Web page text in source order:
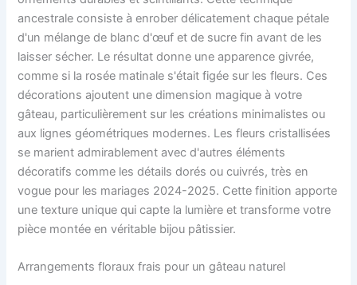
ancestrale consiste à enrober délicatement chaque pétale
d'un mélange de blanc d'œuf et de sucre fin avant de les
laisser sécher. Le résultat donne une apparence givrée,
comme si la rosée matinale s'était figée sur les fleurs. Ces
décorations ajoutent une dimension magique à votre
gâteau, particulièrement sur les créations minimalistes ou
aux lignes géométriques modernes. Les fleurs cristallisées
se marient admirablement avec d'autres éléments
décoratifs comme les détails dorés ou cuivrés, très en
vogue pour les mariages 2024-2025. Cette finition apporte
une texture unique qui capte la lumière et transforme votre
pièce montée en véritable bijou pâtissier.
Arrangements floraux frais pour un gâteau naturel